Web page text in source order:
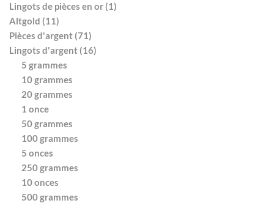
Lingots de pièces en or (1)
Altgold (11)
Pièces d'argent (71)
Lingots d'argent (16)
5 grammes
10 grammes
20 grammes
1 once
50 grammes
100 grammes
5 onces
250 grammes
10 onces
500 grammes